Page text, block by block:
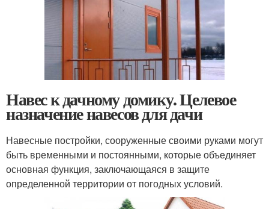
Навес к дачному домику. Целевое
назначение навесов для дачи
Навесные постройки, сооруженные своими руками могут
быть временными и постоянными, которые объединяет
основная функция, заключающаяся в защите
определенной территории от погодных условий.